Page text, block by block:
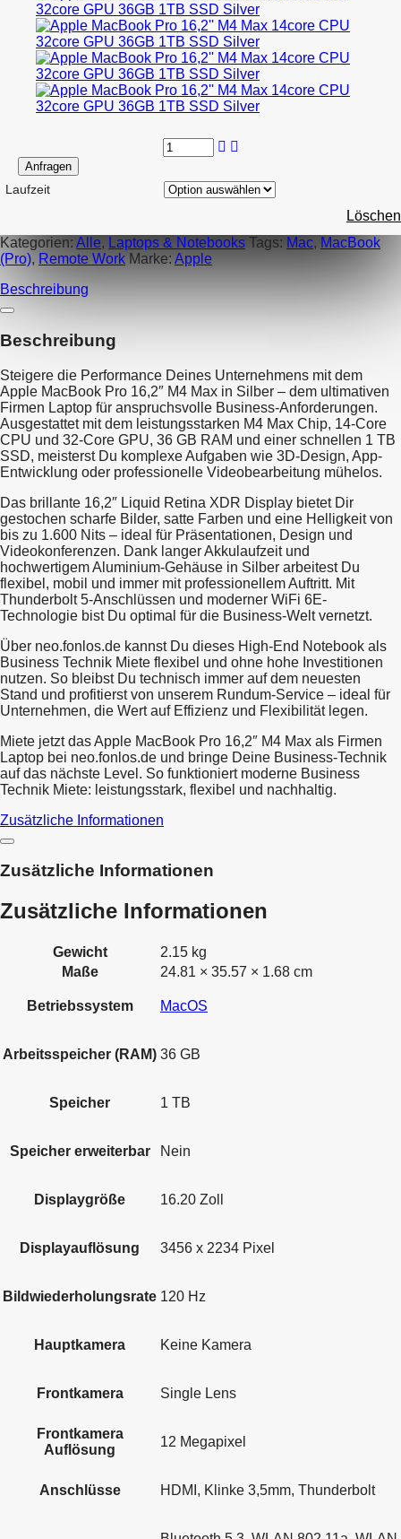
Anfragen
Laufzeit
Löschen
Kategorien: Alle, Laptops & Notebooks Tags: Mac, MacBook
(Pro), Remote Work Marke: Apple
Beschreibung
Beschreibung
Steigere die Performance Deines Unternehmens mit dem
Apple MacBook Pro 16,2″ M4 Max in Silber – dem ultimativen
Firmen Laptop für anspruchsvolle Business-Anforderungen.
Ausgestattet mit dem leistungsstarken M4 Max Chip, 14-Core
CPU und 32-Core GPU, 36 GB RAM und einer schnellen 1 TB
SSD, meisterst Du komplexe Aufgaben wie 3D-Design, App-
Entwicklung oder professionelle Videobearbeitung mühelos.
Das brillante 16,2″ Liquid Retina XDR Display bietet Dir
gestochen scharfe Bilder, satte Farben und eine Helligkeit von
bis zu 1.600 Nits – ideal für Präsentationen, Design und
Videokonferenzen. Dank langer Akkulaufzeit und
hochwertigem Aluminium-Gehäuse in Silber arbeitest Du
flexibel, mobil und immer mit professionellem Auftritt. Mit
Thunderbolt 5-Anschlüssen und moderner WiFi 6E-
Technologie bist Du optimal für die Business-Welt vernetzt.
Über neo.fonlos.de kannst Du dieses High-End Notebook als
Business Technik Miete flexibel und ohne hohe Investitionen
nutzen. So bleibst Du technisch immer auf dem neuesten
Stand und profitierst von unserem Rundum-Service – ideal für
Unternehmen, die Wert auf Effizienz und Flexibilität legen.
Miete jetzt das Apple MacBook Pro 16,2″ M4 Max als Firmen
Laptop bei neo.fonlos.de und bringe Deine Business-Technik
auf das nächste Level. So funktioniert moderne Business
Technik Miete: leistungsstark, flexibel und nachhaltig.
Zusätzliche Informationen
Zusätzliche Informationen
Zusätzliche Informationen
Gewicht
2.15 kg
Maße
24.81 × 35.57 × 1.68 cm
Betriebssystem MacOS
Arbeitsspeicher (RAM) 36 GB
Speicher 1 TB
Speicher erweiterbar Nein
Displaygröße 16.20 Zoll
Displayauflösung 3456 x 2234 Pixel
Bildwiederholungsrate 120 Hz
Hauptkamera Keine Kamera
Frontkamera Single Lens
Frontkamera
Auflösung
12 Megapixel
Anschlüsse HDMI, Klinke 3,5mm, Thunderbolt